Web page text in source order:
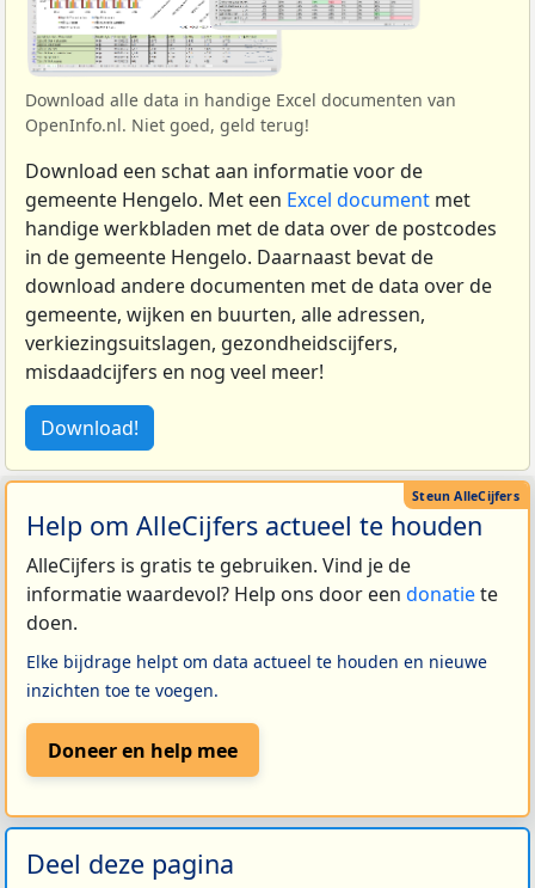
Download alle data in handige Excel documenten van
OpenInfo.nl. Niet goed, geld terug!
Download een schat aan informatie voor de
gemeente Hengelo. Met een Excel document met
handige werkbladen met de data over de postcodes
in de gemeente Hengelo. Daarnaast bevat de
download andere documenten met de data over de
gemeente, wijken en buurten, alle adressen,
verkiezingsuitslagen, gezondheidscijfers,
misdaadcijfers en nog veel meer!
Download!
Help om AlleCijfers actueel te houden
AlleCijfers is gratis te gebruiken. Vind je de
informatie waardevol? Help ons door een donatiete
doen.
Elke bijdrage helpt om data actueel te houden en nieuwe
inzichten toe te voegen.
Doneer en help mee
Deel deze pagina